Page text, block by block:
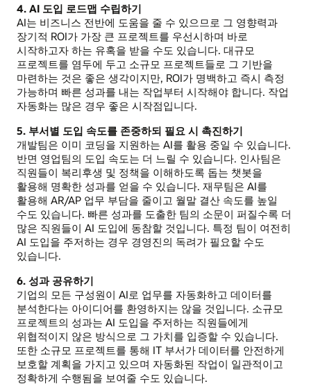
4. AI 도입 로드맵 수립하기
AI는 비즈니스 전반에 도움을 줄 수 있으므로 그 영향력과
장기적 ROI가 가장 큰 프로젝트를 우선시하며 바로
시작하고자 하는 유혹을 받을 수도 있습니다. 대규모
프로젝트를 염두에 두고 소규모 프로젝트들로 그 기반을
마련하는 것은 좋은 생각이지만, ROI가 명백하고 즉시 측정
가능하며 빠른 성과를 내는 작업부터 시작해야 합니다. 작업
자동화는 많은 경우 좋은 시작점입니다.
5. 부서별 도입 속도를 존중하되 필요 시 촉진하기
개발팀은 이미 코딩을 지원하는 AI를 활용 중일 수 있습니다.
반면 영업팀의 도입 속도는 더 느릴 수 있습니다. 인사팀은
직원들이 복리후생 및 정책을 이해하도록 돕는 챗봇을
활용해 명확한 성과를 얻을 수 있습니다. 재무팀은 AI를
활용해 AR/AP 업무 부담을 줄이고 월말 결산 속도를 높일
수도 있습니다. 빠른 성과를 도출한 팀의 소문이 퍼질수록 더
많은 직원들이 AI 도입에 동참할 것입니다. 특정 팀이 여전히
AI 도입을 주저하는 경우 경영진의 독려가 필요할 수도
있습니다.
6. 성과 공유하기
기업의 모든 구성원이 AI로 업무를 자동화하고 데이터를
분석한다는 아이디어를 환영하지는 않을 것입니다. 소규모
프로젝트의 성과는 AI 도입을 주저하는 직원들에게
위협적이지 않은 방식으로 그 가치를 입증할 수 있습니다.
또한 소규모 프로젝트를 통해 IT 부서가 데이터를 안전하게
보호할 계획을 가지고 있으며 자동화된 작업이 일관적이고
정확하게 수행됨을 보여줄 수도 있습니다.